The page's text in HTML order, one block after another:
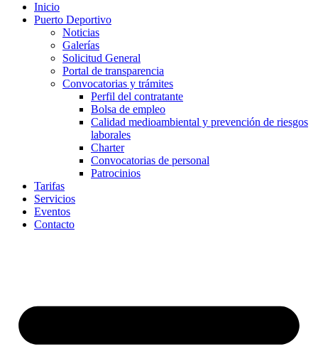
Inicio
Puerto Deportivo
Noticias
Galerías
Solicitud General
Portal de transparencia
Convocatorias y trámites
Perfil del contratante
Bolsa de empleo
Calidad medioambiental y prevención de riesgos
laborales
Charter
Convocatorias de personal
Patrocinios
Tarifas
Servicios
Eventos
Contacto